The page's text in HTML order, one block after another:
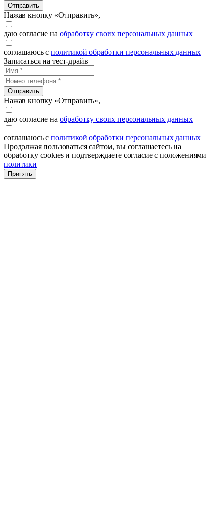
Отправить
Нажав кнопку «Отправить»,
даю согласие на обработку своих персональных данных
соглашаюсь с политикой обработки персональных данных
Записаться на тест-драйв
Отправить
Нажав кнопку «Отправить»,
даю согласие на обработку своих персональных данных
соглашаюсь с политикой обработки персональных данных
Продолжая пользоваться сайтом, вы соглашаетесь на
обработку cookies и подтверждаете согласие с положениями
политики
Принять